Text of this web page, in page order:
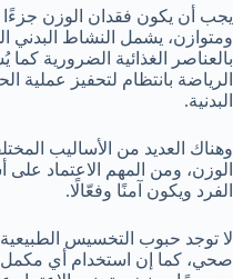
يجب أن يكون فقدان الوزن
ومتوازن، يشمل النشاط البدني
بالعناصر الغذائية الضرورية
الرياضة بانتظام لتحفيز عملية
البدنية.
وهناك العديد من الأساليب
الوزن، ومن المهم الاعتماد
الفرد ويكون آمنًا وفعّالًا.
لا توجد حبوب التخسيس الطبيعية
صحي، كما إن استخدام أي